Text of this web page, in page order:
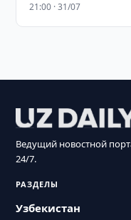
21:00 · 31/07
Ведущий новостной
24/7.
РАЗДЕЛЫ
Узбекистан